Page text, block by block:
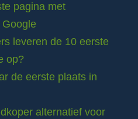
pagina met
leveren de 10 eerste
op?
de eerste plaats in
alternatief voor